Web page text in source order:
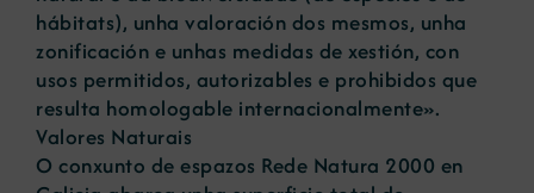
hábitats), unha valoración dos mesmos, unha
zonificación e unhas medidas de xestión, con
usos permitidos, autorizables e prohibidos que
resulta homologable internacionalmente».
Valores Naturais
O conxunto de espazos Rede Natura 2000 en